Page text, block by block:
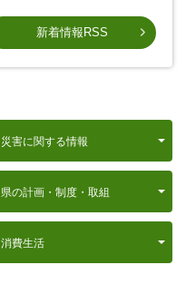
新着情報RSS
災害に関する情報
県の計画・制度・取組
消費生活